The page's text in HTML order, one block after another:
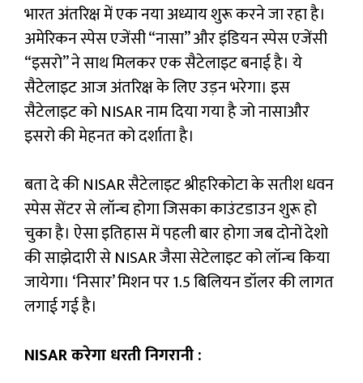
भारत अंतरिक्ष में एक नया अध्याय शुरू करने जा रहा है।
अमेरिकन स्पेस एजेंसी “नासा” और इंडियन स्पेस एजेंसी
“इसरो” ने साथ मिलकर एक सैटेलाइट बनाई है। ये
सैटेलाइट आज अंतरिक्ष के लिए उड़न भरेगा। इस
सैटेलाइट को NISAR नाम दिया गया है जो नासाऔर
इसरो की मेहनत को दर्शाता है।
बता दे की NISAR सैटेलाइट श्रीहरिकोटा के सतीश धवन
स्पेस सेंटर से लॉन्च होगा जिसका काउंटडाउन शुरू हो
चुका है। ऐसा इतिहास में पहली बार होगा जब दोनों देशो
की साझेदारी से NISAR जैसा सेटेलाइट को लॉन्च किया
जायेगा। ‘निसार’ मिशन पर 1.5 बिलियन डॉलर की लागत
लगाई गई है।
NISAR करेगा धरती निगरानी :